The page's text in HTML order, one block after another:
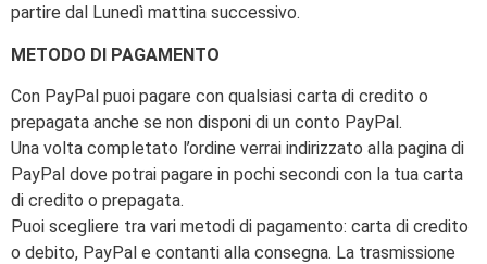
partire dal Lunedì mattina successivo.
METODO DI PAGAMENTO
Con PayPal puoi pagare con qualsiasi carta di credito o
prepagata anche se non disponi di un conto PayPal.
Una volta completato l’ordine verrai indirizzato alla pagina di
PayPal dove potrai pagare in pochi secondi con la tua carta
di credito o prepagata.
Puoi scegliere tra vari metodi di pagamento: carta di credito
o debito, PayPal e contanti alla consegna. La trasmissione